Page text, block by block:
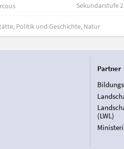
Sekundarstufe 2
Politik und Geschichte, Natur
Partner
(LWL)